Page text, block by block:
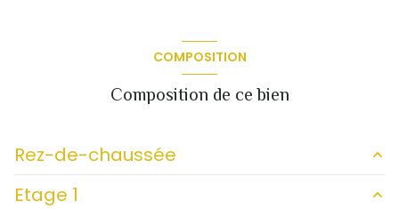
COMPOSITION
Composition de ce bien
Rez-de-chaussée
HALL ENTREE RDC
Etage 1